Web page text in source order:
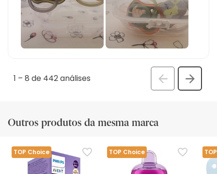
1 – 8 de 442análises
Anterior
Outros produtos da mesma marca
TOP Choice TOP Choice